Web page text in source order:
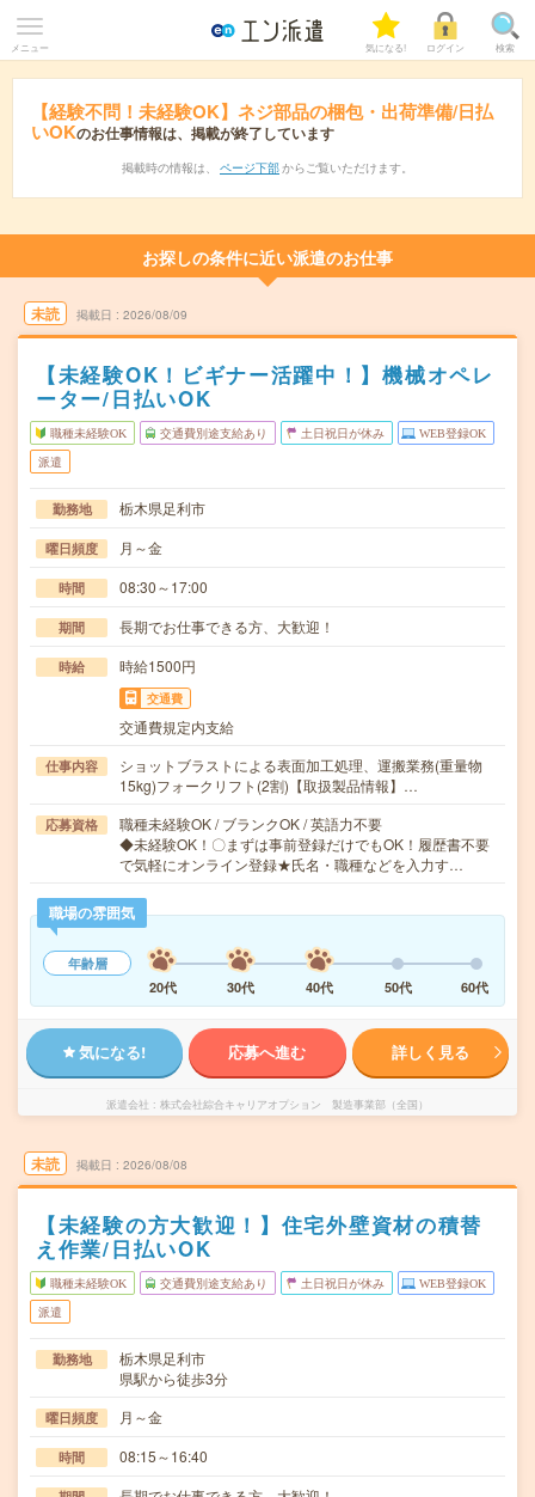
メニュー 気になる! ログイン 検索
【経験不問！未経験OK】ネジ部品の梱包・出荷準備/日払
いOKのお仕事情報は、掲載が終了しています
掲載時の情報は、 ページ下部 からご覧いただけます。
お探しの条件に近い派遣のお仕事
未読 掲載日 2026/08/09
【未経験OK！ビギナー活躍中！】機械オペレ
ーター/日払いOK
職種未経験OK 交通費別途支給あり 土日祝日が休み WEB登録OK
派遣
勤務地 栃木県足利市
曜日頻度 月～金
時間 08:30～17:00
期間 長期でお仕事できる方、大歓迎！
時給 時給1500円
交通費
交通費規定内支給
仕事内容
ショットブラストによる表面加工処理、運搬業務(重量物
15kg)フォークリフト(2割)【取扱製品情報】…
応募資格
職種未経験OK / ブランクOK / 英語力不要
◆未経験OK！〇まずは事前登録だけでもOK！履歴書不要
で気軽にオンライン登録★氏名・職種などを入力す…
職場の雰囲気
年齢層
20代
30代 40代 50代 60代
気になる! 応募へ進む 詳しく見る
派遣会社 株式会社綜合キャリアオプション 製造事業部（全国）
未読 掲載日 2026/08/08
【未経験の方大歓迎！】住宅外壁資材の積替
え作業/日払いOK
職種未経験OK 交通費別途支給あり 土日祝日が休み WEB登録OK
派遣
勤務地
栃木県足利市
県駅から徒歩3分
曜日頻度 月～金
時間 08:15～16:40